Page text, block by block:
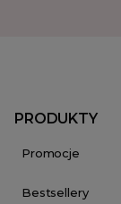
PRODUKTY
Promocje
Bestsellery